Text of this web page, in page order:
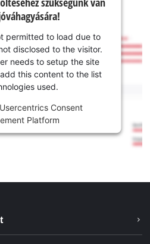
permitted to load due to
disclosed to the visitor.
needs to setup the site
this content to the list
used.
Usercentrics Consent
Platform